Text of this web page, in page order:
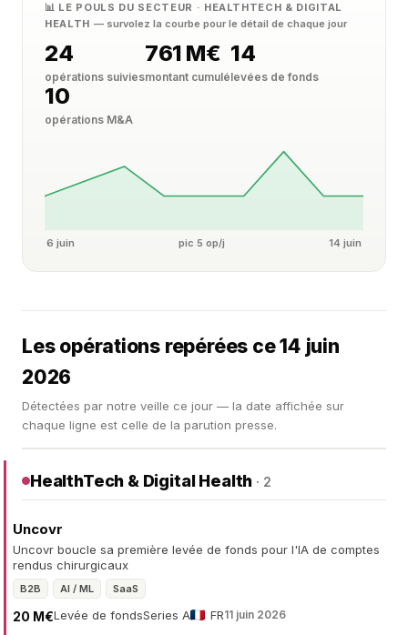
📊 LE POULS DU SECTEUR · HEALTHTECH & DIGITAL
HEALTH — survolez la courbe pour le détail de chaque jour
24
opérations suivies
761 M€
montant cumulé
14
levées de fonds
10
opérations M&A
6 juin pic 5 op/j 14 juin
Les opérations repérées ce 14 juin
2026
Détectées par notre veille ce jour — la date affichée sur
chaque ligne est celle de la parution presse.
HealthTech & Digital Health · 2
Uncovr
Uncovr boucle sa première levée de fonds pour l'IA de comptes
rendus chirurgicaux
B2B AI / ML SaaS
Levée de fonds
20 M€ Series A FR11 juin 2026